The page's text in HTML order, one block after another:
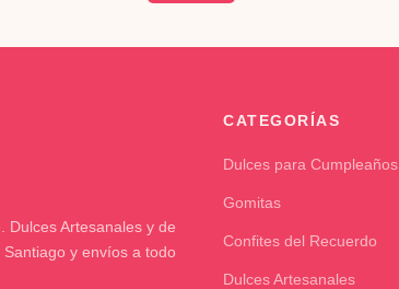
Dulces Artesanales y de
y envíos a todo
CATEGORÍAS
Dulces para Cumpleaños
Gomitas
Confites del Recuerdo
Dulces Artesanales